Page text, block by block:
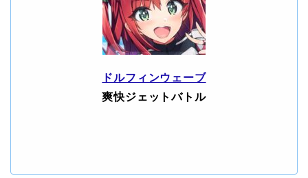
ドルフィンウェーブ
爽快ジェットバトル